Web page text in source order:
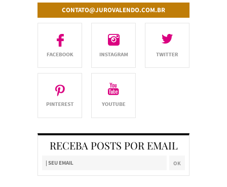
CONTATO@JUROVALENDO.COM.BR
RECEBA POSTS POR EMAIL